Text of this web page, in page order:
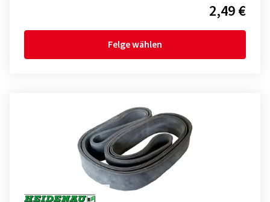
2,49 €
Felge wählen